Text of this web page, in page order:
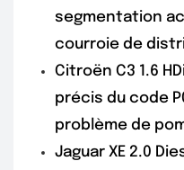
segmentation
courroie de
Citroën C3 1.6
précis du code
problème de
Jaguar XE 2.0